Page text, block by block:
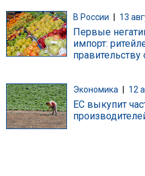
В России 13
Первые
импорт:
Экономика 12
ЕС выкупит